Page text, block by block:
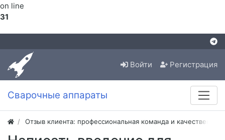
on line
31
Войти Регистрация
Сварочные аппараты
Отзыв клиента: профессиональная команда и